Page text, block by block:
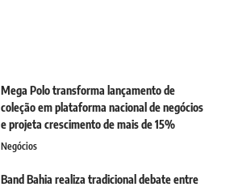
Mega Polo transforma lançamento de
coleção em plataforma nacional de negócios
e projeta crescimento de mais de 15%
Negócios
Band Bahia realiza tradicional debate entre